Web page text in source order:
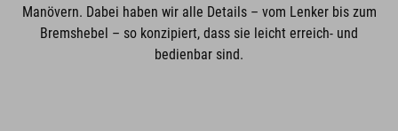
Manövern. Dabei haben wir alle Details – vom Lenker bis zum
Bremshebel – so konzipiert, dass sie leicht erreich- und
bedienbar sind.